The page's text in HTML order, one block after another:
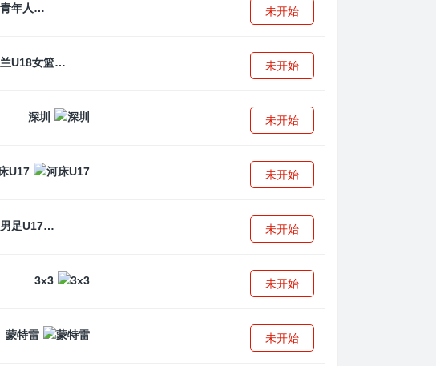
深圳青年人 未开始
新西兰U18女篮 未开始
深圳 未开始
U17 未开始
中国男足U17 未开始
3x3 未开始
蒙特雷 未开始